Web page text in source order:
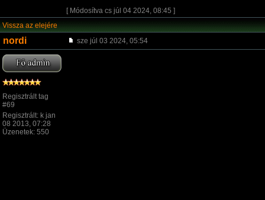
[ Módosítva cs júl 04 2024, 08:45 ]
Vissza az elejére
nordi sze júl 03 2024, 05:54
Regisztrált tag
#69
Regisztrált: k jan
08 2013, 07:28
Üzenetek: 550